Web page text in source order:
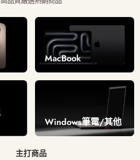
MacBook
Windows筆電/其他
主打商品